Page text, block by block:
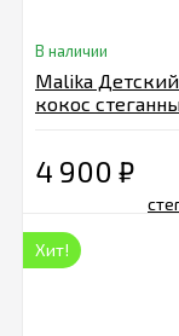
В наличии
Malika
кокос
4 900 ₽
Хит!